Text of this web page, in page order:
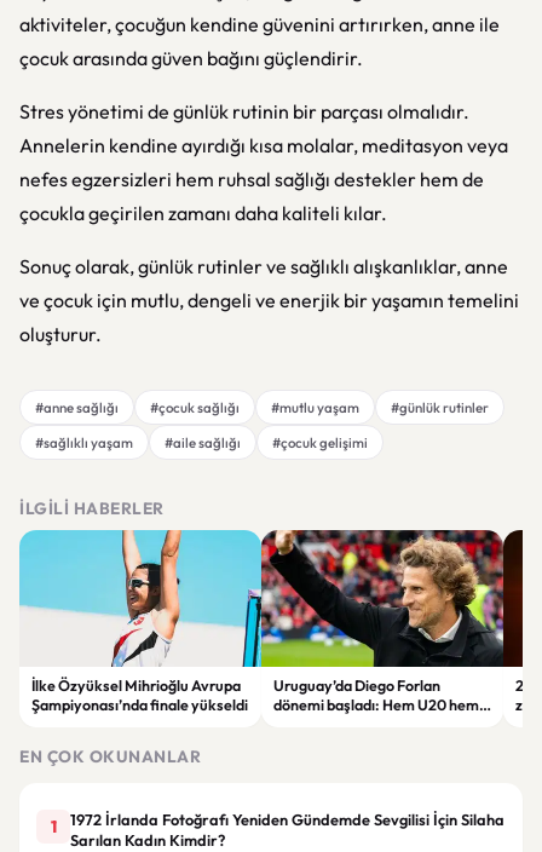
aktiviteler, çocuğun kendine güvenini artırırken, anne ile
çocuk arasında güven bağını güçlendirir.
Stres yönetimi de günlük rutinin bir parçası olmalıdır.
Annelerin kendine ayırdığı kısa molalar, meditasyon veya
nefes egzersizleri hem ruhsal sağlığı destekler hem de
çocukla geçirilen zamanı daha kaliteli kılar.
Sonuç olarak, günlük rutinler ve sağlıklı alışkanlıklar, anne
ve çocuk için mutlu, dengeli ve enerjik bir yaşamın temelini
oluşturur.
#anne sağlığı #çocuk sağlığı #mutlu yaşam
#günlük rutinler
#sağlıklı yaşam
#aile sağlığı #çocuk gelişimi
İLGILI HABERLER
İlke Özyüksel Mihrioğlu Avrupa
Şampiyonası’nda finale yükseldi
Uruguay’da Diego Forlan
dönemi başladı: Hem U20 hem
EN ÇOK OKUNANLAR
1
1972 İrlanda Fotoğrafı Yeniden Gündemde Sevgilisi İçin Silaha
Sarılan Kadın Kimdir?